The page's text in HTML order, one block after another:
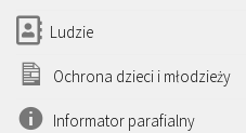
Ludzie
Ochrona dzieci i młodzieży
Informator parafialny